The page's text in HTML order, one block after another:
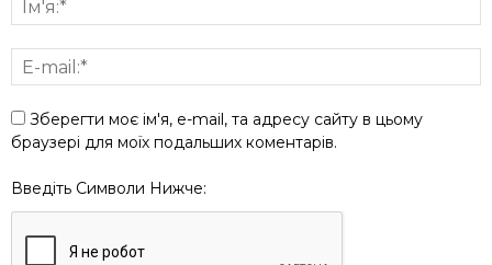
Зберегти моє ім'я, e-mail, та адресу сайту в цьому
браузері для моїх подальших коментарів.
Введіть Символи Нижче: